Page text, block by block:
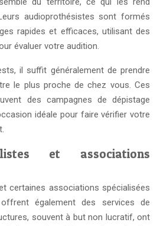
audioprothésistes sont formés
rapides et efficaces, utilisant des
évaluer votre audition.
il suffit généralement de prendre
le plus proche de chez vous. Ces
des campagnes de dépistage
idéale pour faire vérifier votre
et associations
certaines associations spécialisées
également des services de
souvent à but non lucratif, ont